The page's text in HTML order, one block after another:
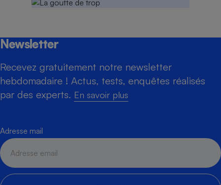
Newsletter
Recevez gratuitement notre newsletter
hebdomadaire ! Actus, tests, enquêtes réalisés
par des experts. En savoir plus
Adresse mail